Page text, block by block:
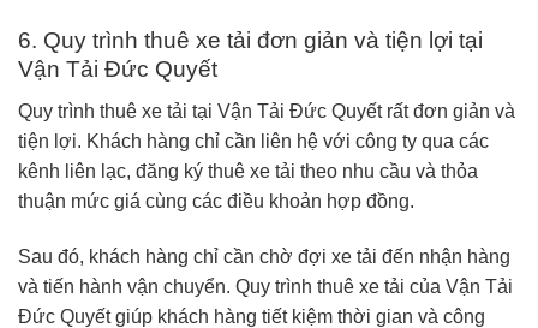
6. Quy trình thuê xe tải đơn giản và tiện lợi tại
Vận Tải Đức Quyết
Quy trình thuê xe tải tại Vận Tải Đức Quyết rất đơn giản và
tiện lợi. Khách hàng chỉ cần liên hệ với công ty qua các
kênh liên lạc, đăng ký thuê xe tải theo nhu cầu và thỏa
thuận mức giá cùng các điều khoản hợp đồng.
Sau đó, khách hàng chỉ cần chờ đợi xe tải đến nhận hàng
và tiến hành vận chuyển. Quy trình thuê xe tải của Vận Tải
Đức Quyết giúp khách hàng tiết kiệm thời gian và công